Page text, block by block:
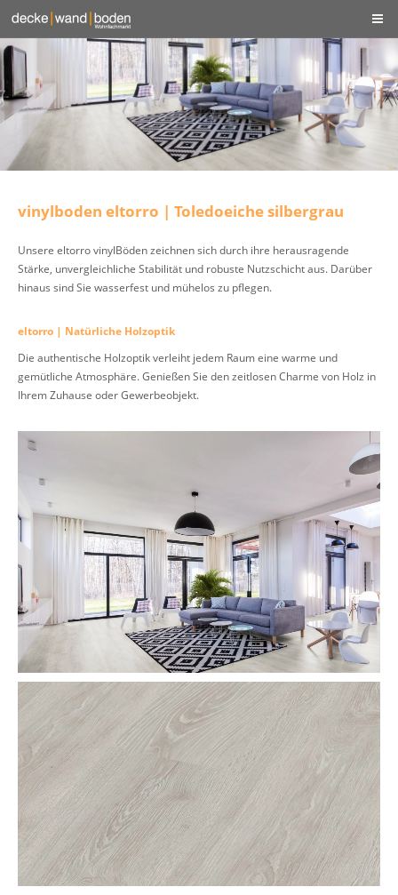
vinylboden eltorro | Toledoeiche silbergrau
Unsere eltorro vinylBöden zeichnen sich durch ihre herausragende
Stärke, unvergleichliche Stabilität und robuste Nutzschicht aus. Darüber
hinaus sind Sie wasserfest und mühelos zu pflegen.
eltorro | Natürliche Holzoptik
Die authentische Holzoptik verleiht jedem Raum eine warme und
gemütliche Atmosphäre. Genießen Sie den zeitlosen Charme von Holz in
Ihrem Zuhause oder Gewerbeobjekt.